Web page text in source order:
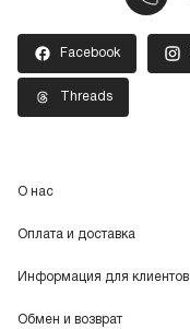
Facebook
Threads
О нас
Оплата и доставка
Информация для клиентов
Обмен и возврат